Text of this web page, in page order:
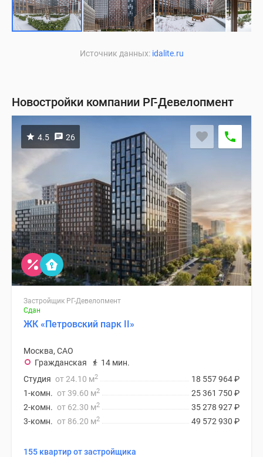
Источник данных: idalite.ru
Новостройки компании РГ-Девелопмент
4.5 26
Застройщик РГ-Девелопмент
Сдан
ЖК «Петровский парк II»
Москва, САО
Гражданская
14 мин.
18 557 964₽
Студия от 24.10 м2
25 361 750 ₽
1-комн. от 39.60 м2
35 278 927₽
2-комн. от 62.30 м2
49 572 930 ₽
3-комн. от 86.20 м2
155 квартир от застройщика